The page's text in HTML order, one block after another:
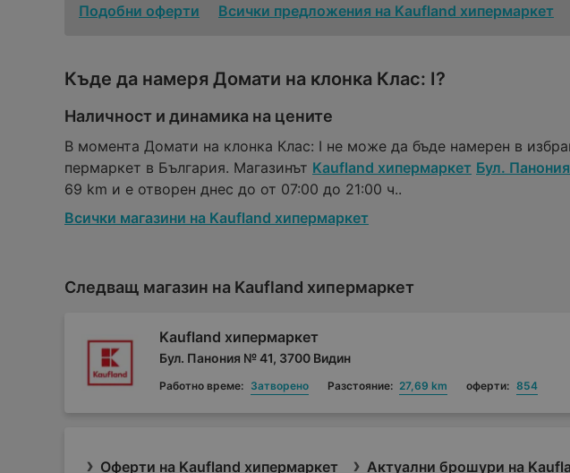
Подобни оферти Всички предложения на Kaufland хипермаркет
Къде да намеря Домати на клонка Клас: I?
Наличност и динамика на цените
В момента Домати на клонка Клас: I не може да бъде намерен в
пермаркет в България. Магазинът Kaufland хипермаркет Бул.
69 km и е отворен днес до от 07:00 до 21:00 ч..
Всички магазини на Kaufland хипермаркет
Следващ магазин на Kaufland хипермаркет
Kaufland хипермаркет
Бул. Панония № 41, 3700 Видин
Работно време: Затворено Разстояние: 27,69 km оферти: 854
Оферти на Kaufland хипермаркет Актуални брошури на